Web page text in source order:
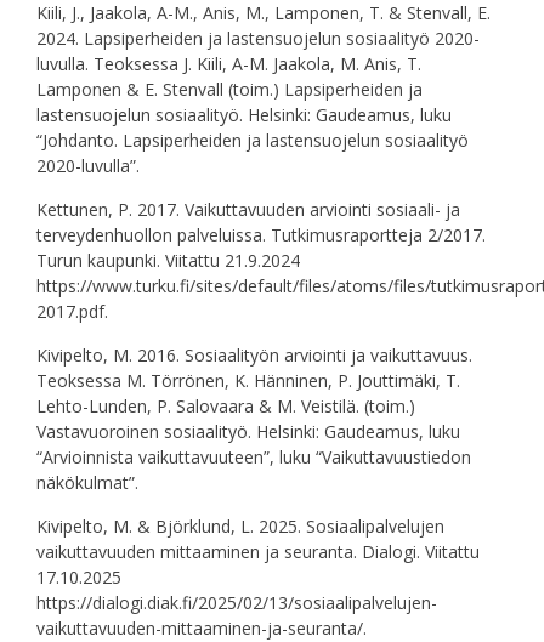
Kiili, J., Jaakola, A-M., Anis, M., Lamponen, T. & Stenvall, E.
2024. Lapsiperheiden ja lastensuojelun sosiaalityö 2020-
luvulla. Teoksessa J. Kiili, A-M. Jaakola, M. Anis, T.
Lamponen & E. Stenvall (toim.) Lapsiperheiden ja
lastensuojelun sosiaalityö. Helsinki: Gaudeamus, luku
“Johdanto. Lapsiperheiden ja lastensuojelun sosiaalityö
2020-luvulla”.
Kettunen, P. 2017. Vaikuttavuuden arviointi sosiaali- ja
terveydenhuollon palveluissa. Tutkimusraportteja 2/2017.
Turun kaupunki. Viitattu 21.9.2024
https://www.turku.fi/sites/default/files/atoms/files/
2017.pdf.
Kivipelto, M. 2016. Sosiaalityön arviointi ja vaikuttavuus.
Teoksessa M. Törrönen, K. Hänninen, P. Jouttimäki, T.
Lehto-Lunden, P. Salovaara & M. Veistilä. (toim.)
Vastavuoroinen sosiaalityö. Helsinki: Gaudeamus, luku
“Arvioinnista vaikuttavuuteen”, luku “Vaikuttavuustiedon
näkökulmat”.
Kivipelto, M. & Björklund, L. 2025. Sosiaalipalvelujen
vaikuttavuuden mittaaminen ja seuranta. Dialogi. Viitattu
17.10.2025
https://dialogi.diak.fi/2025/02/13/sosiaalipalvelujen-
vaikuttavuuden-mittaaminen-ja-seuranta/.